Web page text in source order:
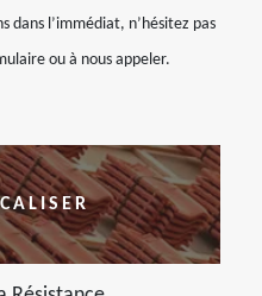
dans l’immédiat, n’hésitez pas
ou à nous appeler.